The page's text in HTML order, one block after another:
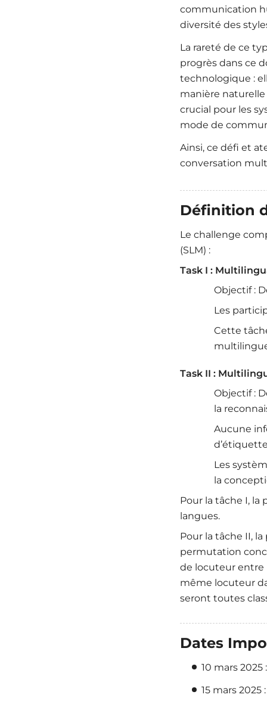
communication
diversité des
La rareté de ce
progrès dans ce
technologique :
manière
crucial pour les
mode de
Ainsi, ce défi et
conversation
Définition
Le challenge
(SLM) :
Task I :
Objectif :
Les
Cette
Task II :
Objectif :
la
Aucune
Les
la
Pour la tâche I, la
langues.
Pour la tâche II,
permutation
de locuteur entre
même locuteur
seront toutes
Dates
10 mars
15 mars